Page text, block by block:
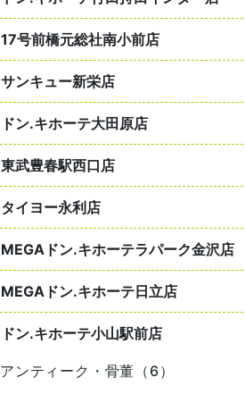
17号前橋元総社南小前店
サンキュー新栄店
ドン.キホーテ大田原店
東武豊春駅西口店
タイヨー永利店
MEGAドン.キホーテラパーク金沢店
MEGAドン.キホーテ日立店
ドン.キホーテ小山駅前店
アンティーク・骨董（6）